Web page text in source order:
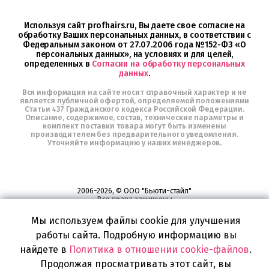
Используя сайт profhairs.ru, Вы даете свое согласие на
обработку Ваших персональных данных, в соответствии с
Федеральным законом от 27.07.2006 года №152-ФЗ «О
персональных данных», на условиях и для целей,
определенных в Согласии на обработку персональных
данных.
Вся информация на сайте носит справочный характер и не
является публичной офертой, определяемой положениями
Статьи 437 Гражданского кодекса Российской Федерации.
Описание, содержимое, состав, технические параметры и
комплект поставки товара могут быть изменены
производителем без предварительного уведомления.
Уточняйте информацию у наших менеджеров.
2006-2026, © ООО "Бьюти-стайл"
Все права защищены
Широкий выбор инструментов, аксессуаров и принадлежностей для
самых изысканных и необычных идей по созданию Вашего образа и стиля.
Мы используем файлы cookie для улучшения
работы сайта. Подробную информацию вы
найдете в Политика в отношении cookie-файлов.
Продолжая просматривать этот сайт, вы